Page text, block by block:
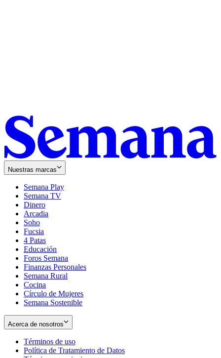
Nuestras marcas
Semana Play
Semana TV
Dinero
Arcadia
Soho
in
new
window
Fucsia
in
new
window
4 Patas
Educación
Foros Semana
Finanzas Personales
Semana Rural
Cocina
Círculo de Mujeres
Semana Sostenible
Acerca de nosotros
Términos de uso
in
Política de Tratamiento de Datos